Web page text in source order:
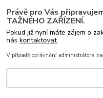
Právě pro Vás
TAŽNÉHO ZAŘÍZENÍ.
Pokud již nyní máte zájem o
náskontaktovat.
V případě oprávnění administrátora